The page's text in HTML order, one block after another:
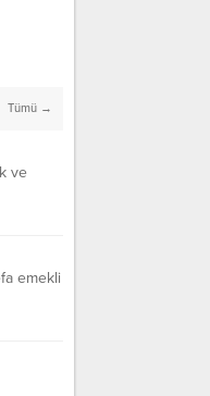
Tümü →
ve
emekli